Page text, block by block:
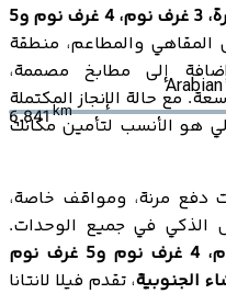
الفيلات الحديثة الفاخرة، 3 غرف نوم، 4 غرف نوم و5
المقاهي والمطاعم، منطقة
إلى مطابخ مصممة،
مع حالة الإنجاز المكتملة
هو الأنسب لتأمين مكانك
دفع مرنة، ومواقف خاصة،
الذكي في جميع الوحدات.
فيلا فاخرة، 3 غرف نوم، 4 غرف نوم و5 غرف نوم
الجنوبية، تقدم فيلا لانتانا
6.841km